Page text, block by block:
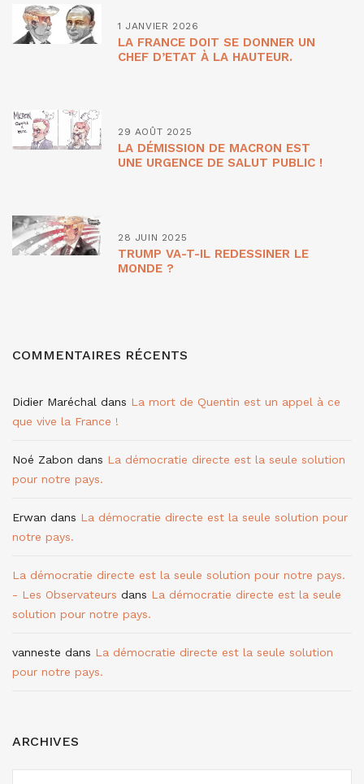
1 JANVIER 2026
LA FRANCE DOIT SE DONNER UN
CHEF D’ETAT À LA HAUTEUR.
29 AOÛT 2025
LA DÉMISSION DE MACRON EST
UNE URGENCE DE SALUT PUBLIC !
28 JUIN 2025
TRUMP VA-T-IL REDESSINER LE
MONDE ?
COMMENTAIRES RÉCENTS
Didier Maréchal dans La mort de Quentin est un appel à ce
que vive la France !
Noé Zabon dans La démocratie directe est la seule solution
pour notre pays.
Erwan dans La démocratie directe est la seule solution pour
notre pays.
La démocratie directe est la seule solution pour notre pays.
- Les Observateurs dans La démocratie directe est la seule
solution pour notre pays.
vanneste dans La démocratie directe est la seule solution
pour notre pays.
ARCHIVES
ARCHIVES